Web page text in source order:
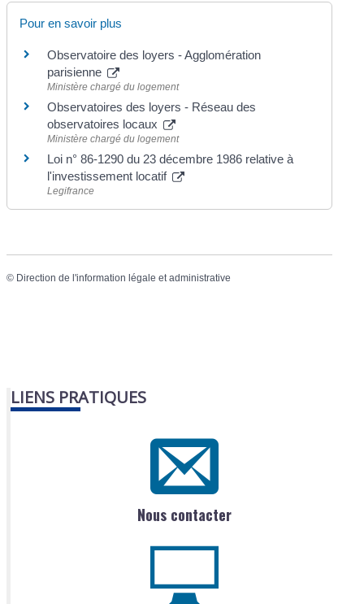
Pour en savoir plus
Observatoire des loyers - Agglomération
parisienne
Ministère chargé du logement
Observatoires des loyers - Réseau des
observatoires locaux
Ministère chargé du logement
Loi n° 86-1290 du 23 décembre 1986 relative à
l'investissement locatif
Legifrance
© Direction de l'information légale et administrative
LIENS PRATIQUES
Nous contacter